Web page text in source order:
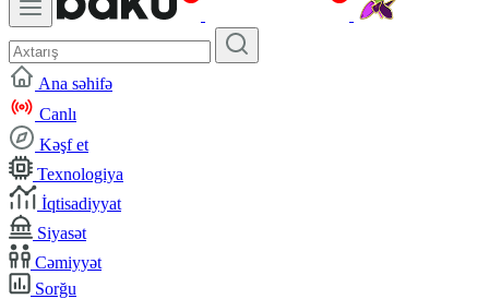
Ana səhifə
Canlı
Kəşf et
Texnologiya
İqtisadiyyat
Siyasət
Cəmiyyət
Sorğu